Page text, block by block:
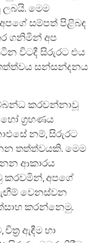
මෙම
සම්පත් පිළිබඳ
ගනිමින් අප
විටදී සිරුරට එය
සන්සන්දනය
කරවන්නාවූ
ග්‍රහණය
නම්, සිරුරට
තත්ත්වයකි. මෙම
ආකාරය
කරවමින්, අපගේ
වෙනස්වන
කරන්නෙමු.
ඇඳීම හා